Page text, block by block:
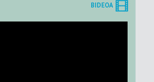
BIDEOA